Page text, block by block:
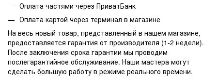
Оплата частями через ПриватБанк
Оплата картой через терминал в магазине
На весь новый товар, представленный в нашем магазине,
предоставляется гарантия от производителя (1-2 недели).
После заключения срока гарантии мы проводим
послегарантийное обслуживание. Наши мастера могут
сделать большую работу в режиме реального времени.